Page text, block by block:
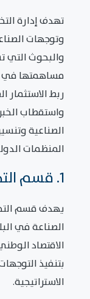
تهدف إدارة
وتوجهات
والبحوث التي
مساهمتها في
ربط الاستثمار
واستقطاب
الصناعية
المنظمات
1. قسم التخطيط الصناعي
يهدف قسم
الصناعة في
الاقتصاد
بتنفيذ
الاستراتيجية.